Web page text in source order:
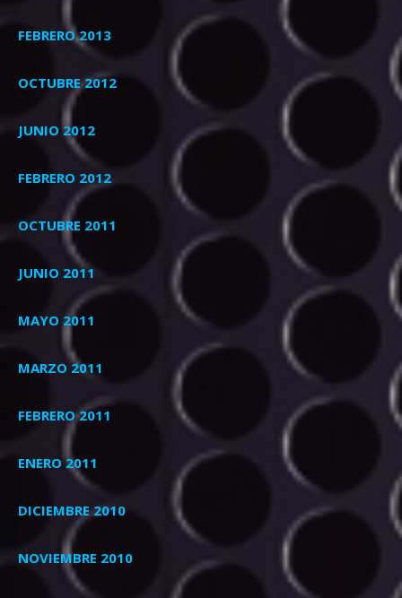
FEBRERO 2013
OCTUBRE 2012
JUNIO 2012
FEBRERO 2012
OCTUBRE 2011
JUNIO 2011
MAYO 2011
MARZO 2011
FEBRERO 2011
ENERO 2011
DICIEMBRE 2010
NOVIEMBRE 2010